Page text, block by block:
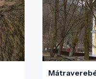
– I.
a